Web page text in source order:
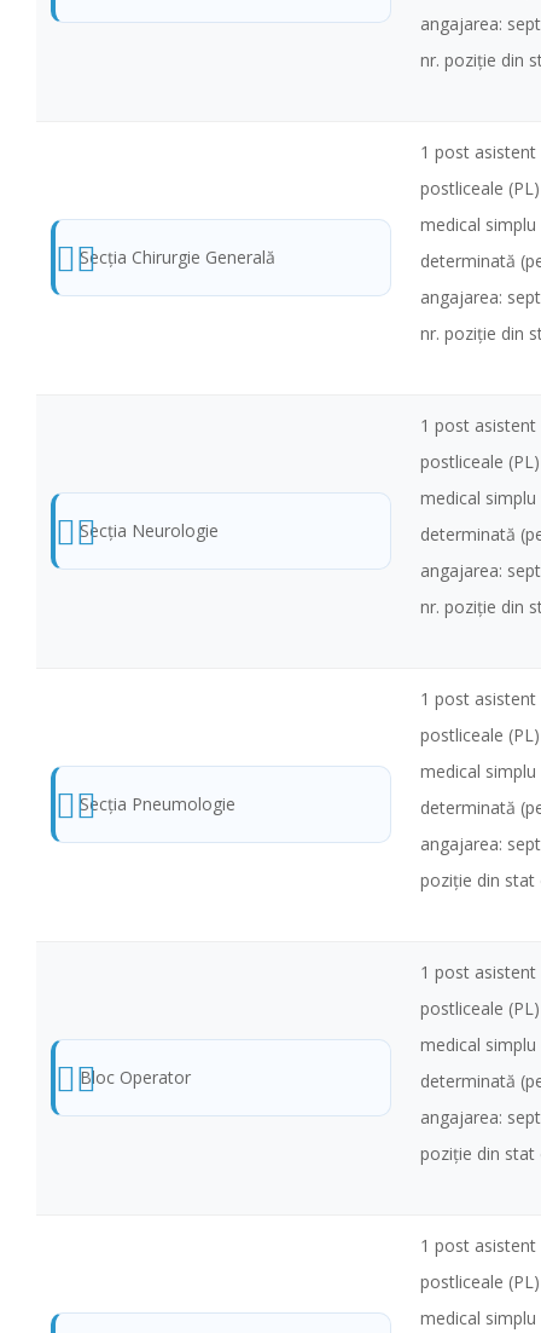
angajarea:
nr. poziţie din
Secţia Chirurgie Generală
1 post
postliceale
medical
determinată
angajarea:
nr. poziţie din
Secţia Neurologie
1 post
postliceale
medical
determinată
angajarea:
nr. poziţie din
Secţia Pneumologie
1 post
postliceale
medical
determinată
angajarea:
poziţie din stat
Bloc Operator
1 post
postliceale
medical
determinată
angajarea:
poziţie din stat
1 post
postliceale
medical